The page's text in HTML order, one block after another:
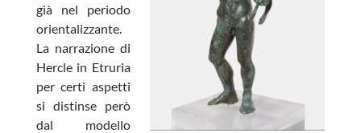
già nel periodo
orientalizzante.
La narrazione di
Hercle in Etruria
per certi aspetti
si distinse però
dal modello